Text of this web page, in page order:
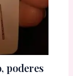
poderes